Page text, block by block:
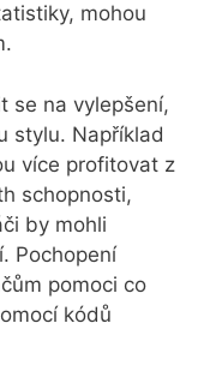
mohou
se na vylepšení,
stylu. Například
více profitovat z
schopnosti,
by mohli
Pochopení
pomoci co
kódů